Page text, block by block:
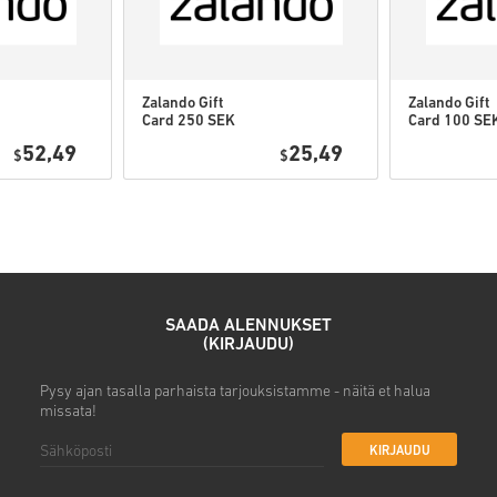
• Valitse haluamasi maksutapa
• Viimeistele tilauksesi
$52,49
Zalando Gift
Card 250 SEK
$25,49
Zalando Gift
Card 100
SAADA ALENNUKSET
(KIRJAUDU)
Pysy ajan tasalla parhaista tarjouksistamme - näitä et halua
missata!
KIRJAUDU